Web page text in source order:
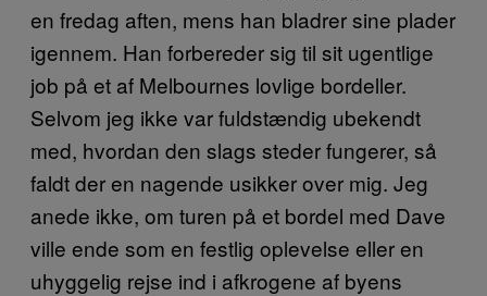
en fredag aften, mens han bladrer sine plader
igennem. Han forbereder sig til sit ugentlige
job på et af Melbournes lovlige bordeller.
Selvom jeg ikke var fuldstændig ubekendt
med, hvordan den slags steder fungerer, så
faldt der en nagende usikker over mig. Jeg
anede ikke, om turen på et bordel med Dave
ville ende som en festlig oplevelse eller en
uhyggelig rejse ind i afkrogene af byens